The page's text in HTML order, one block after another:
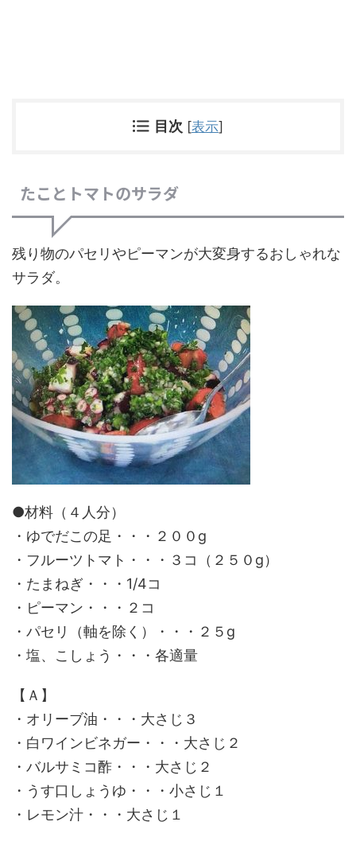
目次 [表示]
たことトマトのサラダ
残り物のパセリやピーマンが大変身するおしゃれな
サラダ。
●材料（４人分）
・ゆでだこの足・・・２００g
・フルーツトマト・・・３コ（２５０g）
・たまねぎ・・・1/4コ
・ピーマン・・・２コ
・パセリ（軸を除く）・・・２５g
・塩、こしょう・・・各適量
【Ａ】
・オリーブ油・・・大さじ３
・白ワインビネガー・・・大さじ２
・バルサミコ酢・・・大さじ２
・うす口しょうゆ・・・小さじ１
・レモン汁・・・大さじ１